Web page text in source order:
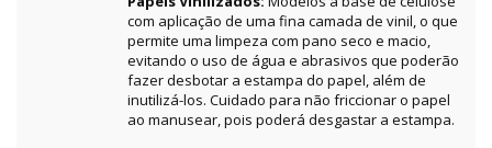
com aplicação de uma fina camada de vinil, o que
permite uma limpeza com pano seco e macio,
evitando o uso de água e abrasivos que poderão
fazer desbotar a estampa do papel, além de
inutilizá-los. Cuidado para não friccionar o papel
ao manusear, pois poderá desgastar a estampa.